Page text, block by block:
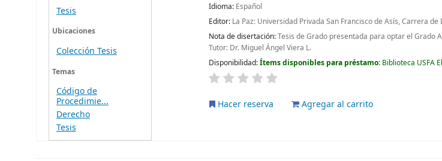
Tesis
Ubicaciones
Colección Tesis
Temas
Código de
Procedimie...
Derecho
Tesis
Idioma: Español
Editor: La Paz: Universidad Privada San Francisco de Asís, Carrera
Nota de disertación:Tesis de Grado presentada para optar el Grado
Tutor: Dr. Miguel Ángel Viera L.
Disponibilidad:Ítems disponibles para préstamo: Biblioteca USFA
Hacer reserva Agregar al carrito